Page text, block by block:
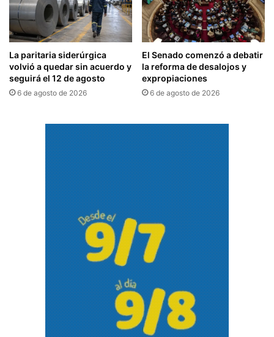
La paritaria siderúrgica
volvió a quedar sin acuerdo y
seguirá el 12 de agosto
6 de agosto de 2026
El Senado comenzó a debatir
la reforma de desalojos y
expropiaciones
6 de agosto de 2026